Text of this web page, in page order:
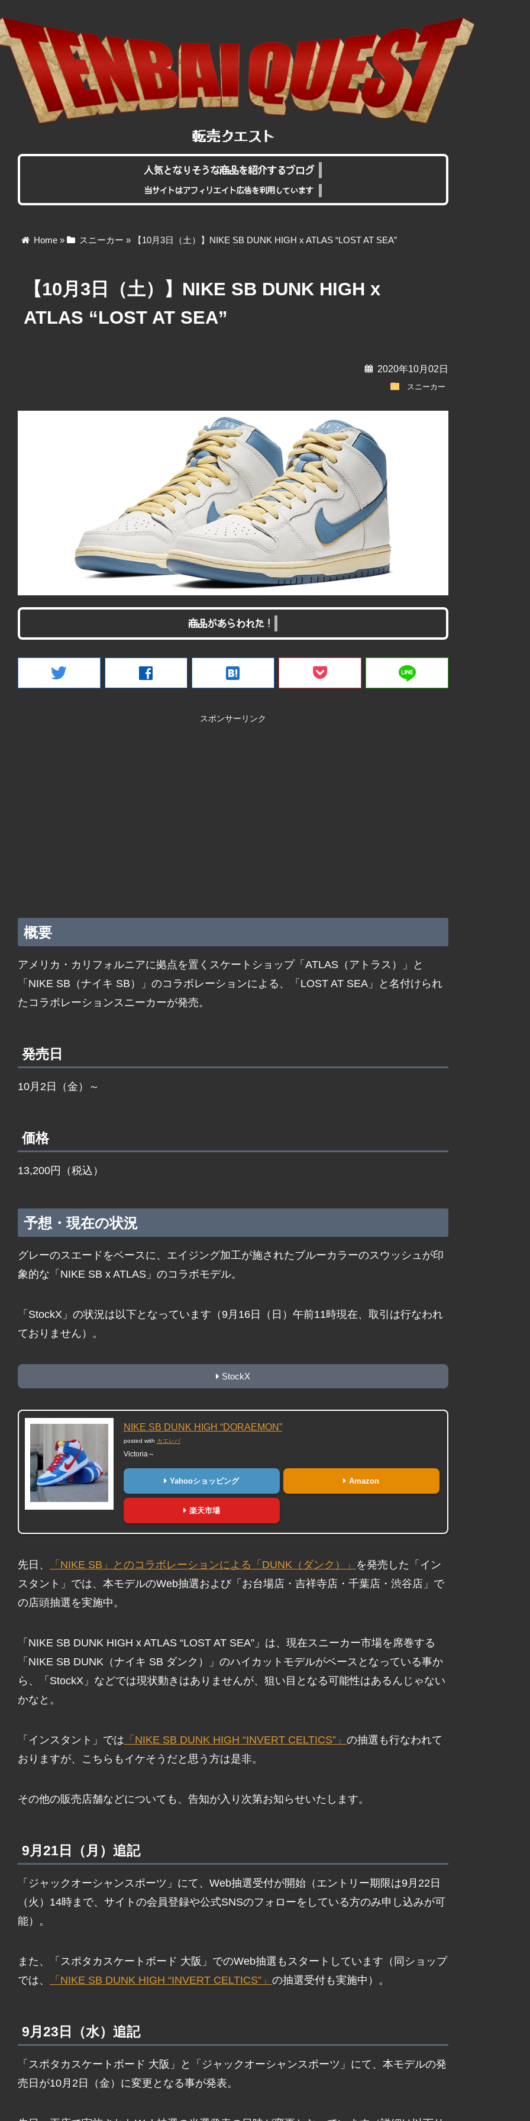
人気となりそうな商品を紹介するブログ
当サイトはアフィリエイト広告を利用しています
Home » スニーカー » 【10月3日（土）】NIKE SB DUNK HIGH x ATLAS “LOST AT SEA”
【10月3日（土）】NIKE SB DUNK HIGH x
ATLAS “LOST AT SEA”
calendar 2020年10月02日
folder スニーカー
商品があらわれた！
twitter facebook hatenabookmark line
スポンサーリンク
概要
アメリカ・カリフォルニアに拠点を置くスケートショップ「ATLAS（アトラス）」と
「NIKE SB（ナイキ SB）」のコラボレーションによる、「LOST AT SEA」と名付けられ
たコラボレーションスニーカーが発売。
発売日
10月2日（金）～
価格
13,200円（税込）
予想・現在の状況
グレーのスエードをベースに、エイジング加工が施されたブルーカラーのスウッシュが印
象的な「NIKE SB x ATLAS」のコラボモデル。
「StockX」の状況は以下となっています（9月16日（日）午前11時現在、取引は行なわれ
ておりません）。
StockX
NIKE SB DUNK HIGH “DORAEMON”
posted with カエレバ
Victoria～
Yahooショッピング Amazon
楽天市場
先日、 「NIKE SB」とのコラボレーションによる「DUNK（ダンク）」 を発売した「イン
スタント」では、本モデルのWeb抽選および「お台場店・吉祥寺店・千葉店・渋谷店」で
の店頭抽選を実施中。
「NIKE SB DUNK HIGH x ATLAS “LOST AT SEA”」は、現在スニーカー市場を席巻する
「NIKE SB DUNK（ナイキ SB ダンク）」のハイカットモデルがベースとなっている事か
ら、「StockX」などでは現状動きはありませんが、狙い目となる可能性はあるんじゃない
かなと。
「インスタント」では 「NIKE SB DUNK HIGH “INVERT CELTICS”」 の抽選も行なわれて
おりますが、こちらもイケそうだと思う方は是非。
その他の販売店舗などについても、告知が入り次第お知らせいたします。
9月21日（月）追記
「ジャックオーシャンスポーツ」にて、Web抽選受付が開始（エントリー期限は9月22日
（火）14時まで、サイトの会員登録や公式SNSのフォローをしている方のみ申し込みが可
能）。
また、「スポタカスケートボード 大阪」でのWeb抽選もスタートしています（同ショップ
では、
「NIKE SB DUNK HIGH “INVERT CELTICS”」 の抽選受付も実施中）。
9月23日（水）追記
「スポタカスケートボード 大阪」と「ジャックオーシャンスポーツ」にて、本モデルの発
売日が10月2日（金）に変更となる事が発表。